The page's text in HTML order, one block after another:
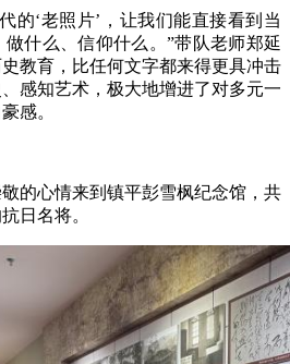
‘老照片’，让我们能直接看到当
什么、信仰什么。”带队老师郑延
教育，比任何文字都来得更具冲击
感知艺术，极大地增进了对多元一
感。
心情来到镇平彭雪枫纪念馆，共
日名将。